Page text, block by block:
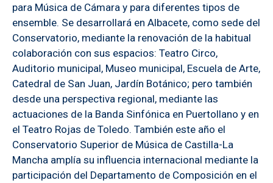
para Música de Cámara y para diferentes tipos de
ensemble. Se desarrollará en Albacete, como sede del
Conservatorio, mediante la renovación de la habitual
colaboración con sus espacios: Teatro Circo,
Auditorio municipal, Museo municipal, Escuela de Arte,
Catedral de San Juan, Jardín Botánico; pero también
desde una perspectiva regional, mediante las
actuaciones de la Banda Sinfónica en Puertollano y en
el Teatro Rojas de Toledo. También este año el
Conservatorio Superior de Música de Castilla-La
Mancha amplía su influencia internacional mediante la
participación del Departamento de Composición en el